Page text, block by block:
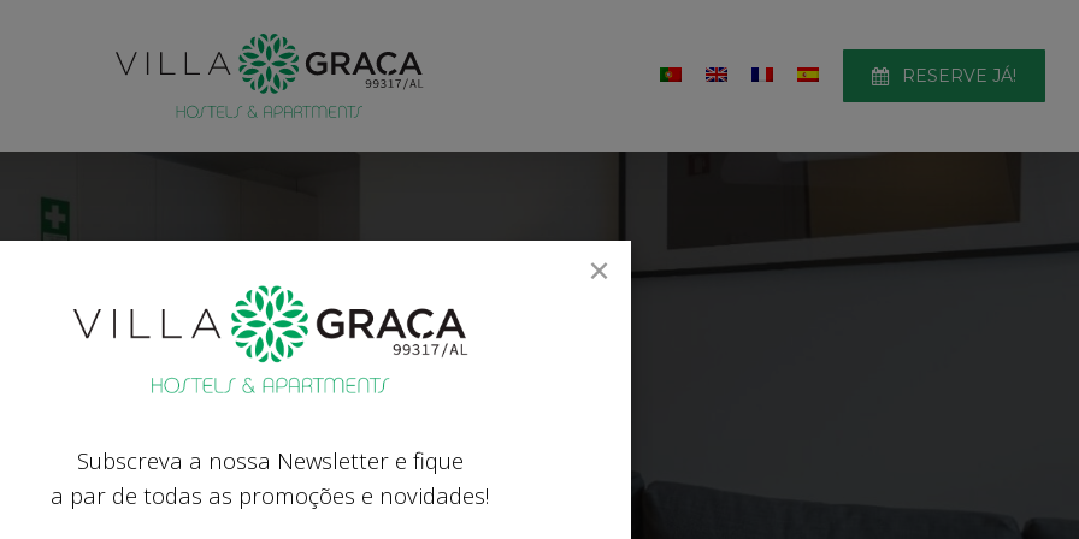
RESERVE JÁ!
Apartamento 002
3 PAX MAX.
×
Subscreva a nossa Newsletter e fique
a par de todas as promoções e novidades!